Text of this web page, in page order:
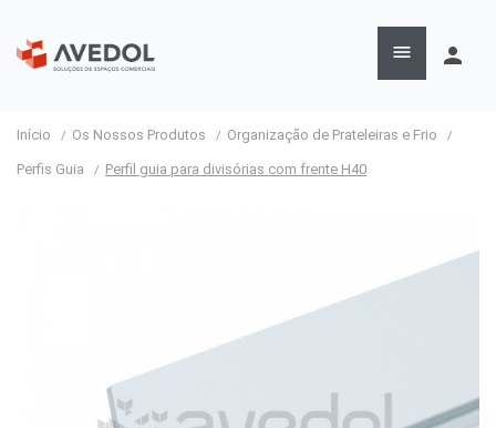
 person
Início Os Nossos Produtos Organização de Prateleiras e Frio
Perfis Guia Perfil guia para divisórias com frente H40